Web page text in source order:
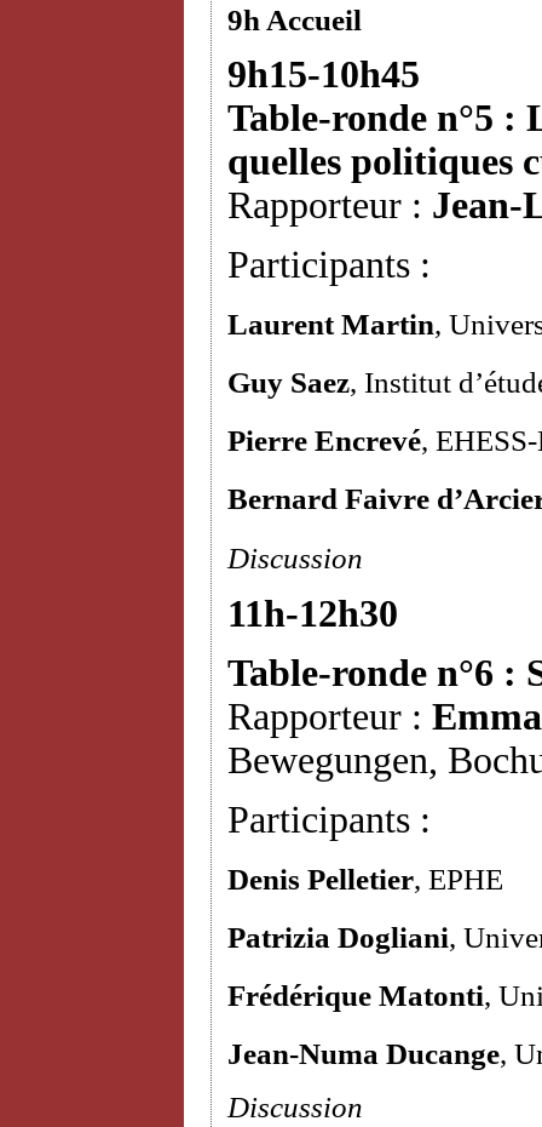
9h Accueil
9h15-10h45
Table-ronde n°5 :
quelles politiques
Rapporteur : Jean-
Participants :
Laurent Martin,
Guy Saez, Institut
Pierre Encrevé,
Bernard Faivre
Discussion
11h-12h30
Table-ronde n°6 :
Rapporteur :
Bewegungen,
Participants :
Denis Pelletier, EPHE
Patrizia Dogliani,
Frédérique Matonti,
Jean-Numa Ducange,
Discussion